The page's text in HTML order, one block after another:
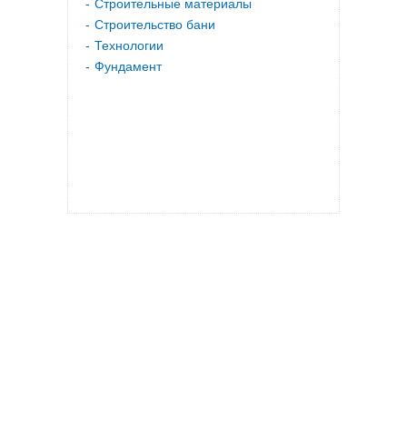
Строительные материалы
Строительство бани
Технологии
Фундамент